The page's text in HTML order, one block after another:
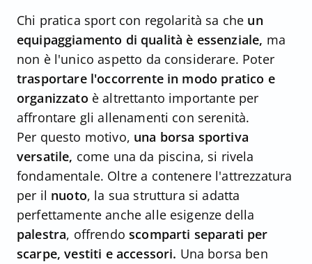
Chi pratica sport con regolarità sa che un
equipaggiamento di qualità è essenziale, ma
non è l'unico aspetto da considerare. Poter
trasportare l'occorrente in modo pratico e
organizzato è altrettanto importante per
affrontare gli allenamenti con serenità.
Per questo motivo, una borsa sportiva
versatile, come una da piscina, si rivela
fondamentale. Oltre a contenere l'attrezzatura
per il nuoto, la sua struttura si adatta
perfettamente anche alle esigenze della
palestra, offrendoscomparti separati per
scarpe, vestiti e accessori. Una borsa ben